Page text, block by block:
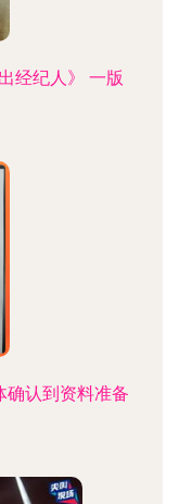
经纪人》 一版
确认到资料准备